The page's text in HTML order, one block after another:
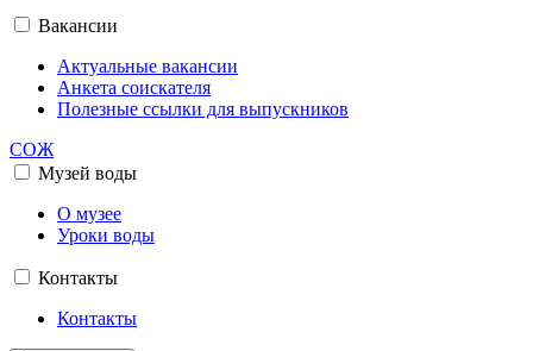
Вакансии
Актуальные вакансии
Анкета соискателя
Полезные ссылки для выпускников
СОЖ
Музей воды
О музее
Уроки воды
Контакты
Контакты